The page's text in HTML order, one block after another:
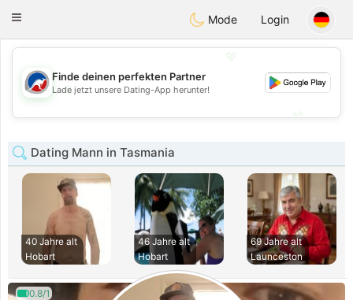
Australia Chat
Toggle
Mode Login
💖
💕
Finde deinen perfekten Partner
Lade jetzt unsere Dating-App herunter!
Dating Mann in Tasmania
40 Jahre alt
Hobart
46 Jahre alt
Hobart
69 Jahre alt
Launceston
0.8/1